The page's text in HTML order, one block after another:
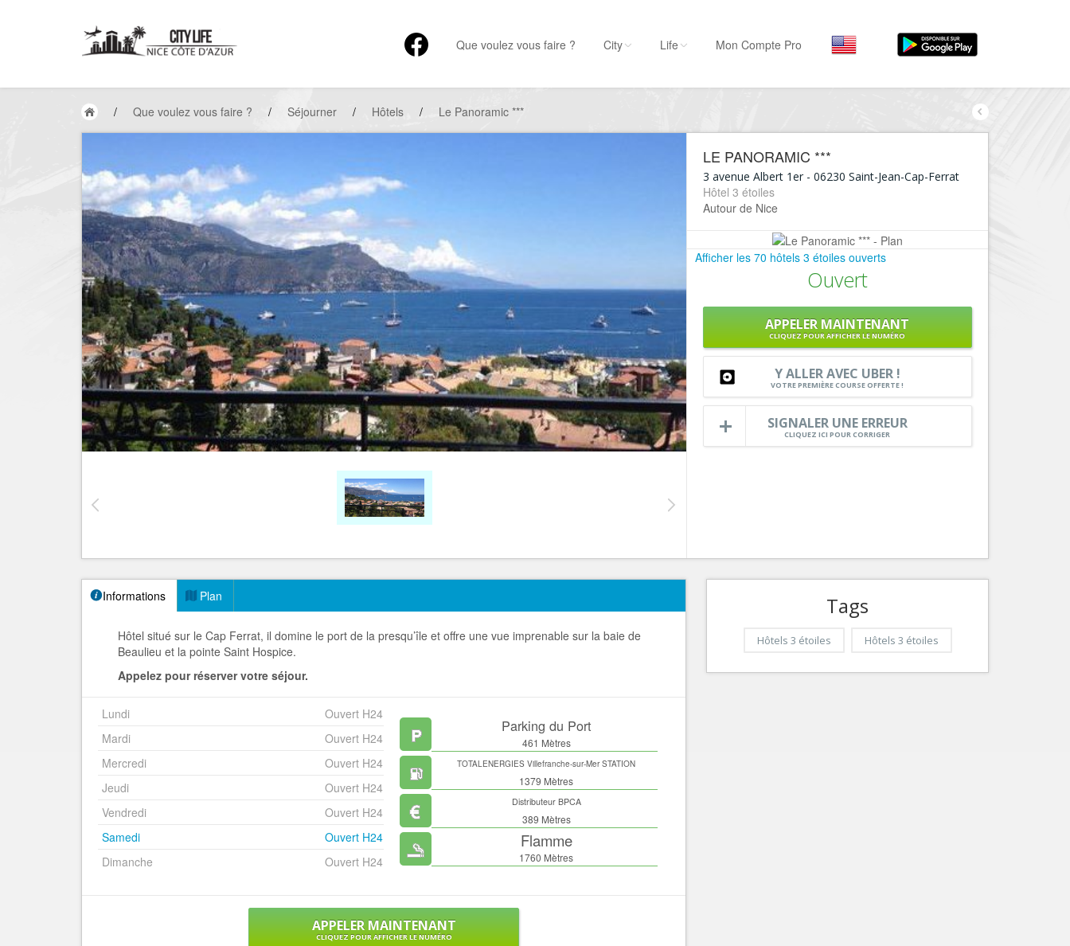
Que voulez vous faire ?
Hôtels, ...
Sortir
Restaurants, ...
Commerces
Mode, ...
Loisirs
Plages, sports, ...
Services
Tourisme, ...
Par quartiers
Nice Promenade du
Nice le petit Marais Niçois
Nice la plaine du Var
Nice Aéroport
City Life Mon Compte Pro
/ Que voulez vous faire ? / Séjourner / Hôtels / Le Panoramic ***
LE PANORAMIC ***
3 avenue Albert 1er- 06230 Saint-Jean-Cap-Ferrat
Hôtel 3 étoiles
Autour de Nice
Afficher les 70 hôtels 3 étoiles ouverts
Ouvert
APPELER MAINTENANT
CLIQUEZ POUR AFFICHER LE NUMÉRO
Y ALLER AVEC UBER !
VOTRE PREMIÈRE COURSE OFFERTE !
SIGNALER UNE ERREUR
CLIQUEZ ICI POUR CORRIGER
Informations Plan
Hôtel situé sur le Cap Ferrat, il domine le port de la presqu’île et offre une vue imprenable sur la baie de
Beaulieu et la pointe Saint Hospice.
Appelez pour réserver votre séjour.
Lundi
Ouvert H24
Mardi
Ouvert H24
Mercredi
Ouvert H24
Jeudi
Ouvert H24
Vendredi
Ouvert H24
Samedi
Ouvert H24
Dimanche
Ouvert H24
Parking du Port
461 Mètres
TOTALENERGIES Villefranche-sur-Mer STATION
SERVICES
1379 Mètres
Distributeur BPCA
389 Mètres
Flamme
1760 Mètres
APPELER MAINTENANT
CLIQUEZ POUR AFFICHER LE NUMÉRO
Tags
Hôtels 3 étoiles Hôtels 3 étoiles